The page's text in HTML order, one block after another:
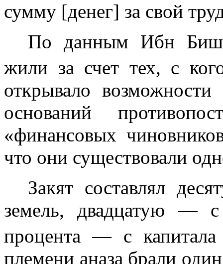
сумму [денег] за свой
По данным Ибн
жили за счет тех, с
открывало
оснований
«финансовых
что они существовали
Закят составлял
земель, двадцатую —
процента — с
племени аназа брали